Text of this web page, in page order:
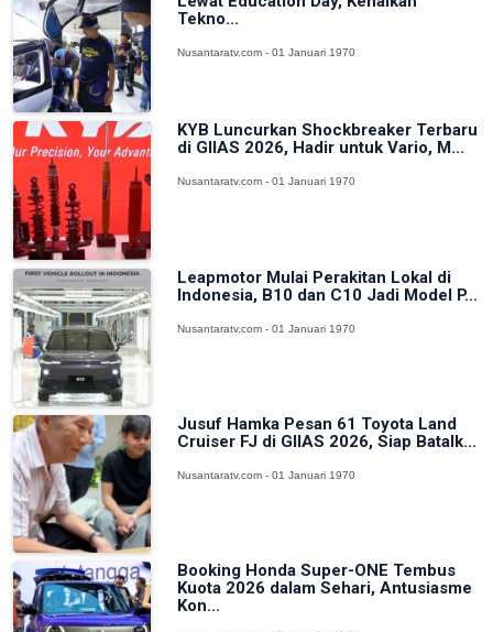
Tekno...
Nusantaratv.com - 01 Januari 1970
KYB Luncurkan Shockbreaker Terbaru
di GIIAS 2026, Hadir untuk Vario, M...
Nusantaratv.com - 01 Januari 1970
Leapmotor Mulai Perakitan Lokal di
Indonesia, B10 dan C10 Jadi Model P...
Nusantaratv.com - 01 Januari 1970
Jusuf Hamka Pesan 61 Toyota Land
Cruiser FJ di GIIAS 2026, Siap Batalk...
Nusantaratv.com - 01 Januari 1970
Booking Honda Super-ONE Tembus
Kuota 2026 dalam Sehari, Antusiasme
Kon...